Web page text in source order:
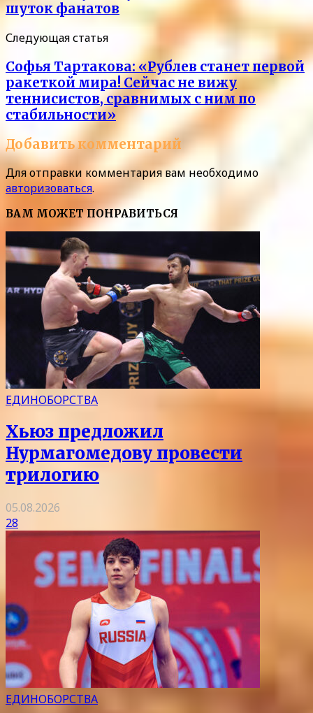
шуток фанатов
Следующая статья
Софья Тартакова: «Рублев станет первой
ракеткой мира! Сейчас не вижу
теннисистов, сравнимых с ним по
стабильности»
Добавить комментарий
Для отправки комментария вам необходимо
авторизоваться.
ВАМ МОЖЕТ ПОНРАВИТЬСЯ
ЕДИНОБОРСТВА
Хьюз предложил
Нурмагомедову провести
трилогию
05.08.2026
28
ЕДИНОБОРСТВА